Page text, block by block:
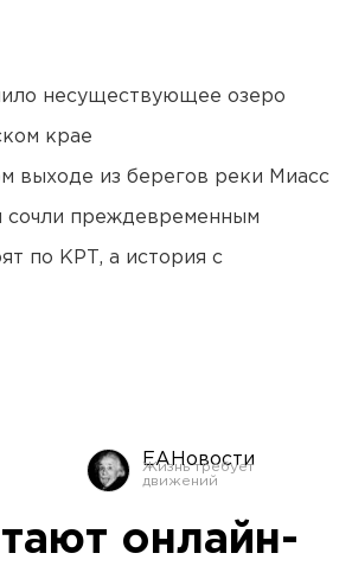
несуществующее озеро
крае
выходе из берегов реки Миасс
сочли преждевременным
по КРТ, а история с
ЕАНовости
онлайн-